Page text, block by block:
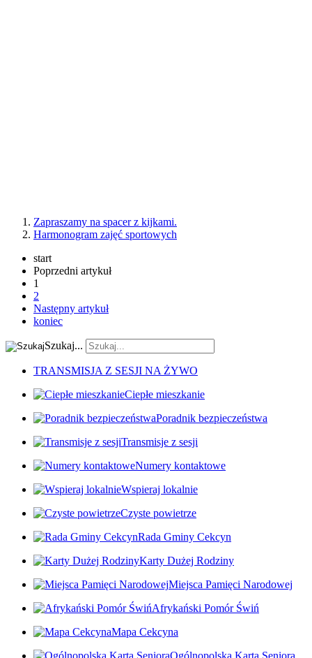
Zapraszamy na spacer z kijkami.
Harmonogram zajęć sportowych
start
Poprzedni artykuł
1
2
Następny artykuł
koniec
Szukaj...
TRANSMISJA Z SESJI NA ŻYWO
Ciepłe mieszkanie
Poradnik bezpieczeństwa
Transmisje z sesji
Numery kontaktowe
Wspieraj lokalnie
Czyste powietrze
Rada Gminy Cekcyn
Karty Dużej Rodziny
Miejsca Pamięci Narodowej
Afrykański Pomór Świń
Mapa Cekcyna